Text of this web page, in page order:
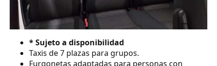
* Sujeto a disponibilidad
Taxis de 7 plazas para grupos.
Furgonetas adaptadas para personas con